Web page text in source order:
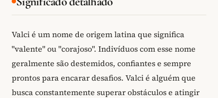
Valci é um nome de origem latina que significa
"valente" ou "corajoso". Indivíduos com esse nome
geralmente são destemidos, confiantes e sempre
prontos para encarar desafios. Valci é alguém que
busca constantemente superar obstáculos e atingir